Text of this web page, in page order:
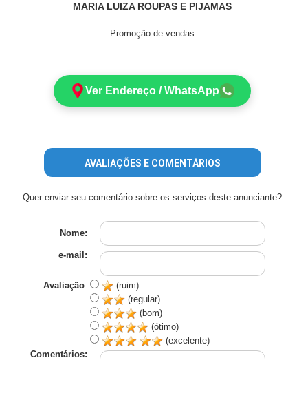
MARIA LUIZA ROUPAS E PIJAMAS
Promoção de vendas
Ver Endereço / WhatsApp
AVALIAÇÕES E COMENTÁRIOS
Quer enviar seu comentário sobre os serviços deste anunciante?
Nome:
e-mail:
Avaliação:
(ruim)
(regular)
(bom)
(ótimo)
(excelente)
Comentários: